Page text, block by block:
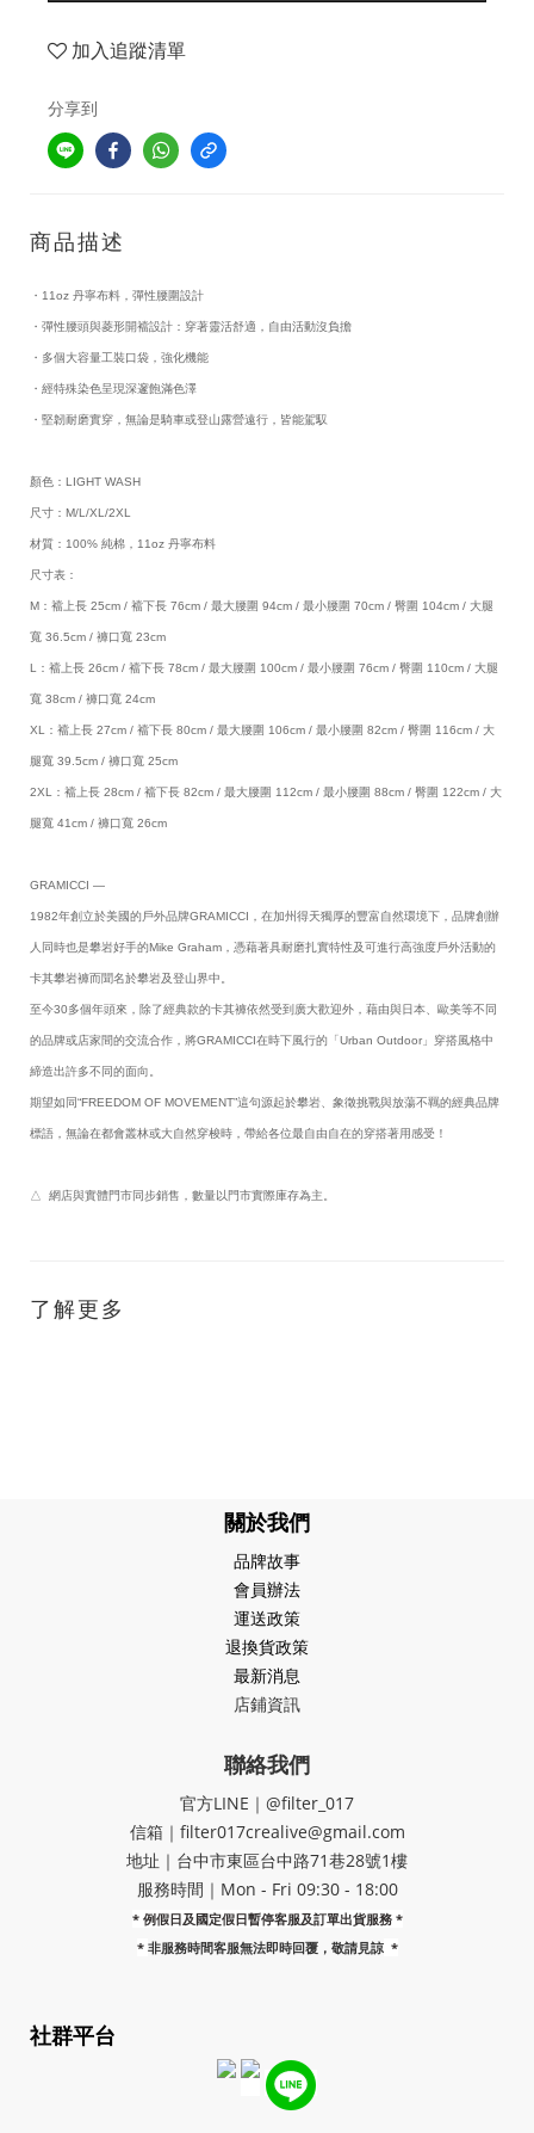
加入追蹤清單
分享到
商品描述
・11oz 丹寧布料，彈性腰圍設計
・彈性腰頭與菱形開襠設計：穿著靈活舒適，自由活動沒負擔
・多個大容量工裝口袋，強化機能
・經特殊染色呈現深邃飽滿色澤
・堅韌耐磨實穿，無論是騎車或登山露營遠行，皆能駕馭
顏色：LIGHT WASH
尺寸：M/L/XL/2XL
材質：100% 純棉，11oz 丹寧布料
尺寸表：
M：襠上長 25cm / 襠下長 76cm / 最大腰圍 94cm / 最小腰圍 70cm / 臀圍 104cm / 大腿
寬 36.5cm / 褲口寬 23cm
L：襠上長 26cm / 襠下長 78cm / 最大腰圍 100cm / 最小腰圍 76cm / 臀圍 110cm / 大腿
寬 38cm / 褲口寬 24cm
XL：襠上長 27cm / 襠下長 80cm / 最大腰圍 106cm / 最小腰圍 82cm / 臀圍 116cm / 大
腿寬 39.5cm / 褲口寬 25cm
2XL：襠上長 28cm / 襠下長 82cm / 最大腰圍 112cm / 最小腰圍 88cm / 臀圍 122cm / 大
腿寬 41cm / 褲口寬 26cm
GRAMICCI —
1982年創立於美國的戶外品牌GRAMICCI，在加州得天獨厚的豐富自然環境下，品牌創辦
人同時也是攀岩好手的Mike Graham，憑藉著具耐磨扎實特性及可進行高強度戶外活動的
卡其攀岩褲而聞名於攀岩及登山界中。
至今30多個年頭來，除了經典款的卡其褲依然受到廣大歡迎外，藉由與日本、歐美等不同
的品牌或店家間的交流合作，將GRAMICCI在時下風行的「Urban Outdoor」穿搭風格中
締造出許多不同的面向。
期望如同“FREEDOM OF MOVEMENT”這句源起於攀岩、象徵挑戰與放蕩不羈的經典品牌
標語，無論在都會叢林或大自然穿梭時，帶給各位最自由自在的穿搭著用感受！
△ 網店與實體門市同步銷售，數量以門市實際庫存為主。
了解更多
關於我們
品牌故事
會員辦法
運送政策
退換貨政策
最新消息
店鋪資訊
聯絡我們
官方LINE｜@filter_017
信箱｜filter017crealive@gmail.com
地址｜​台中市東區台中路71巷28號1樓
服務時間｜Mon - Fri 09:30 - 18:00
* 例假日及國定假日暫停客服及訂單出貨服務 *
* 非服務時間客服無法即時回覆，敬請見諒 *
社群平台